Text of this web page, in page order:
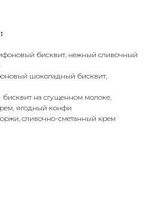
бисквит, нежный сливочный
шоколадный бисквит,
бисквит на сгущенном молоке,
ягодный конфи
сливочно-сметанный крем